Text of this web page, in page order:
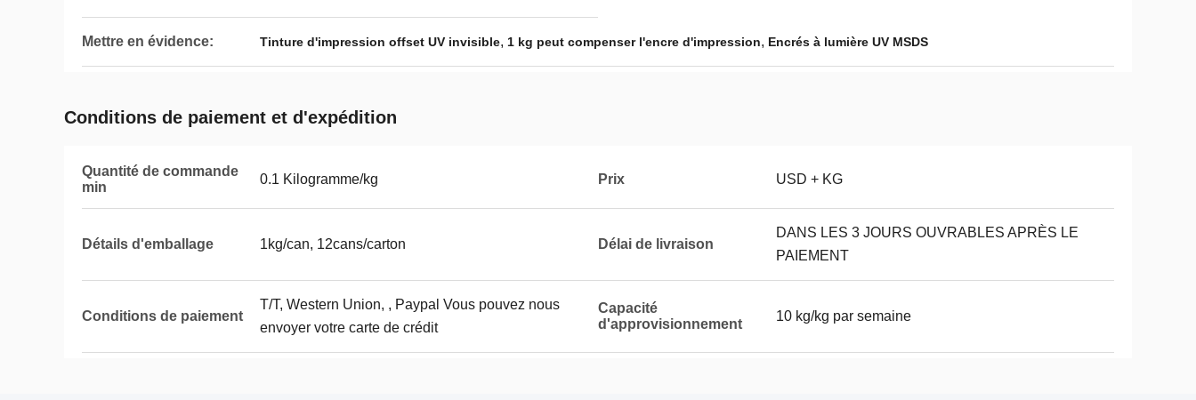
Mettre en évidence: Tinture d'impression offset UV invisible, 1 kg peut compenser l'encre d'impression, Encrés à lumière UV MSDS
Conditions de paiement et d'expédition
Quantité de commande
min
0.1 Kilogramme/kg Prix USD + KG
Détails d'emballage 1kg/can, 12cans/carton Délai de livraison
DANS LES 3 JOURS OUVRABLES APRÈS LE
PAIEMENT
Conditions de paiement
T/T, Western Union, , Paypal Vous pouvez nous
envoyer votre carte de crédit
Capacité
d'approvisionnement
10 kg/kg par semaine